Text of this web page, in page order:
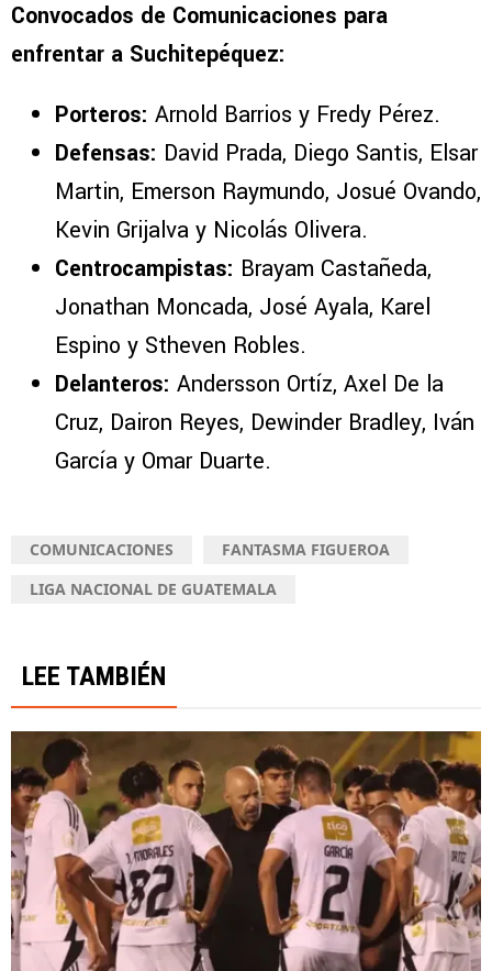
Convocados de Comunicaciones para
enfrentar a Suchitepéquez:
Porteros: Arnold Barrios y Fredy Pérez.
Defensas: David Prada, Diego Santis, Elsar
Martin, Emerson Raymundo, Josué Ovando,
Kevin Grijalva y Nicolás Olivera.
Centrocampistas: Brayam Castañeda,
Jonathan Moncada, José Ayala, Karel
Espino y Stheven Robles.
Delanteros: Andersson Ortíz, Axel De la
Cruz, Dairon Reyes, Dewinder Bradley, Iván
García y Omar Duarte.
COMUNICACIONES
FANTASMA FIGUEROA
LIGA NACIONAL DE GUATEMALA
LEE TAMBIÉN